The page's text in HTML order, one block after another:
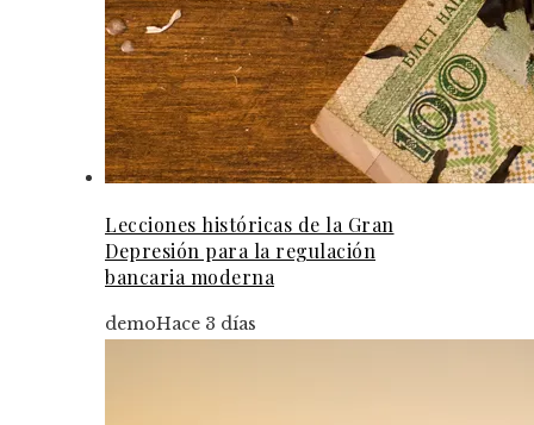
Lecciones históricas de la Gran
Depresión para la regulación
bancaria moderna
demoHace 3 días